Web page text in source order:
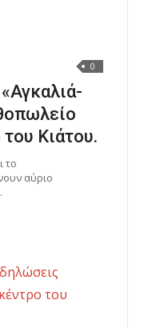
0
Κιάτου.
το
αύριο